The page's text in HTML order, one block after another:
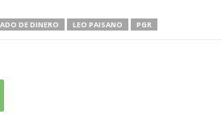
DE DINERO LEO PAISANO PGR